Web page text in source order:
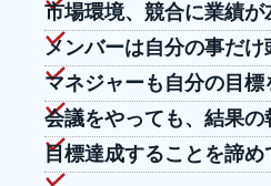
市場環境、競合に業績が
メンバーは自分の事だ
マネジャーも自分の目標
会議をやっても、結果の
目標達成することを諦め